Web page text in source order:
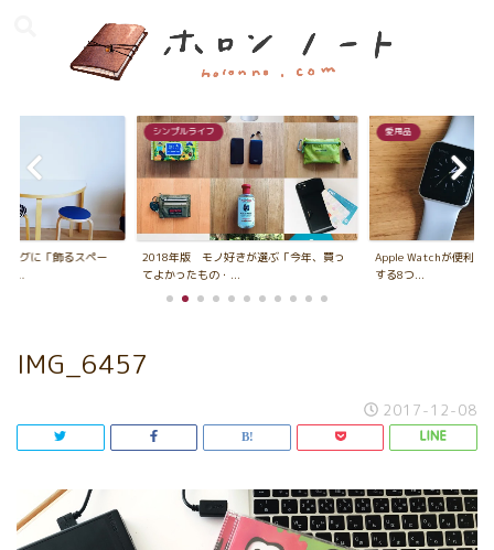
ングに「飾るスペー
シンプルライフ
2018年版 モノ好きが選ぶ「今年、買っ
てよかったもの・...
愛用品
Apple Watchが便利す
する8つ...
IMG_6457
2017-12-08